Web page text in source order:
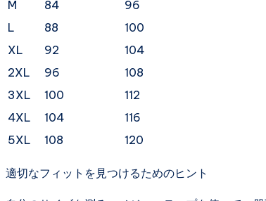
M
84
96
L
88
100
XL
92
104
2XL
96
108
3XL
100
112
4XL
104
116
5XL
108 120
適切なフィットを見つけるためのヒント